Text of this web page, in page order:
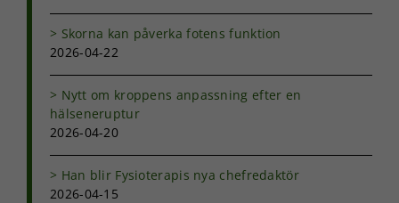
Skorna kan påverka fotens funktion
2026-04-22
Nytt om kroppens anpassning efter en
hälseneruptur
2026-04-20
Han blir Fysioterapis nya chefredaktör
2026-04-15
Upplevelse
För att vår
möjligt under
ditt besök.